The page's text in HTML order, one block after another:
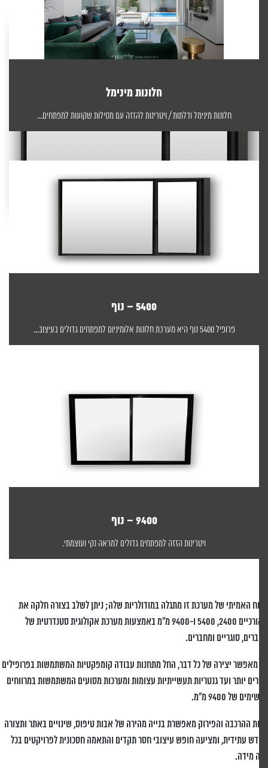
חלונות מינימל
חלונות מינימל ודלתות / ויטרינות להזזה עם מסילות שקועות למפתחים...
5400 – נוף
פרופיל 5400 נוף היא מערכת חלונות אלומיניום למפתחים גדולים בעיצוב...
9400 – נוף
ויטרינות הזזה למפתחים גדולים למראה נקי ועוצמתי.
האמיתי של מערכת זו מתגלה במודולריות שלה; ניתן לשלב בצורה חלקה את
האורכיים 2400, 5400 ו-9400 מ"מ באמצעות מערכת אקולוגית סטנדרטית של
סוגריים ומחברים.
יצירה של כל דבר, החל מתחנות עבודה קומפקטיות המשתמשות בפרופילים
יותר ועד גנטריות תעשייתיות עצומות ומערכות מסועים המשתמשות במרווחים
של 9400 מ"מ.
ההרכבה והפירוק מאפשרת בנייה מהירה של אבות טיפוס, שינויים באתר ותצורה
עתידית, ומציעה חופש עיצובי חסר תקדים והתאמה חסכונית לפרויקטים בכל
מידה.